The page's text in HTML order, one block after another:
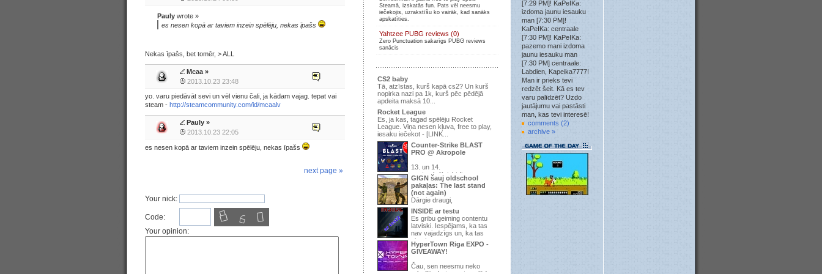
Pauly wrote »
es nesen kopā ar taviem inzein spēlēju, nekas īpašs
Nekas īpašs, bet tomēr, > ALL
Mcaa »
2013.10.23 23:48
yo. varu piedāvāt sevi un vēl vienu čali, ja kādam vajag. tepat vai
steam - http://steamcommunity.com/id/mcaalv
Pauly »
2013.10.23 22:05
es nesen kopā ar taviem inzein spēlēju, nekas īpašs
next page »
Your nick:
Code:
Your opinion:
Wick3D »
tf2.kso.lv:27015
23. May
tf2.kso.lv:27015
23. May
Wick3D
Nākat spēlēt uz šo KSO PUB serveri tf2.kso.lv:27015
12. May
ok
10. May
struncis »
jau jau labu uztaisa, tad spēlē, šobrīd 9/24 un pirmā
diena
04. May
struncis »
1.6
04. May
.qoodbeep. »
strunci tas css vai 1.6?
struncis »
Ja gribar kādu zm+war3ftx 31lvl uzspēlēt, pievienojās
195.3.145.67:27015 , pēc šiem gadiem izdomāju
serveri uztaisīt atkal
04. May
attachment »
jauns forums
tikai kāda jēga
01. May
Trakaisspoks
Jup
struncis »
Vajag topiku uzraut par vakara šaušanu pubā.
.qoodbeep. »
Vispar doma kadam raut sho speli? Neesu speljis jau
kad vis sheit vienaa mirklii izmira.
.qoodbeep. »
Steamā, izskatās fun. Pats vēl neesmu
iečekojis, uzrakstīšu ko vairāk, kad sanāks
apskatīties.
Yahtzee PUBG reviews (0)
Zero Punctuation sakarīgs PUBG reviews
sanācis
CS2 baby
Tā, atzīstas, kurš kapā cs2? Un kurš
nopirka nazi pa 1k, kurš pēc pēdējā
apdeita maksā 10...
Rocket League
Es, ja kas, tagad spēlēju Rocket
League. Viņa nesen kļuva, free to play,
iesaku iečekot - [LINK...
Counter-Strike BLAST
PRO @ Akropole
13. un 14.
septembrī(piektdiena un
sestdiena), t/c “Akropole” Apollo Kino -
pirmo ...
GIGN šauj oldschool
pakaļas: The last stand
(not again)
Dārgie draugi,
Ir pienācis laiks parādīt, ka pēdējā
reize, kurā mēs domājam, ...
INSIDE ar testu
Es gribu geiming contentu
latviski. Iespējams, ka tas
nav vajadzīgs un, ka tas
viss ir s...
HyperTown Riga EXPO -
GIVEAWAY!
Čau, sen neesmu neko
[7:29 PM]! KaPeIKa:
izdoma jaunu iesauku
man [7:30 PM]!
KaPeIKa: centraale
[7:30 PM]! KaPeIKa:
pazemo mani izdoma
jaunu iesauku man
[7:30 PM] centraale:
Labdien, Kapeika7777!
Man ir prieks tevi
redzēt šeit. Kā es tev
varu palīdzēt? Uzdo
jautājumu vai pastāsti
man, kas tevi interesē!
comments (2)
archive »